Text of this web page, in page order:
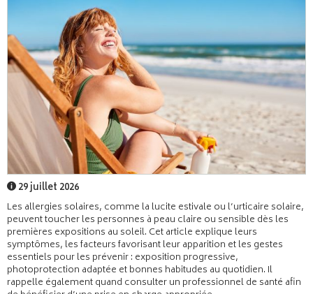
29 juillet 2026
Les allergies solaires, comme la lucite estivale ou l’urticaire solaire,
peuvent toucher les personnes à peau claire ou sensible dès les
premières expositions au soleil. Cet article explique leurs
symptômes, les facteurs favorisant leur apparition et les gestes
essentiels pour les prévenir : exposition progressive,
photoprotection adaptée et bonnes habitudes au quotidien. Il
rappelle également quand consulter un professionnel de santé afin